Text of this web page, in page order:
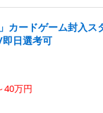
カードゲーム封入
即日選考可
40万円